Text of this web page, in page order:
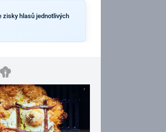
zisky hlasů jednotlivých